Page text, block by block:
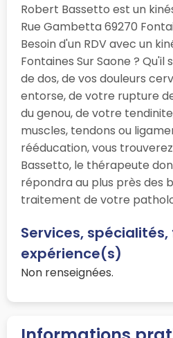
Robert Bassetto est un
Rue Gambetta 69270
Besoin d'un RDV avec un
Fontaines Sur Saone ?
de dos, de vos douleurs
entorse, de votre rupture
du genou, de votre
muscles, tendons ou
rééducation, vous
Bassetto, le thérapeute
répondra au plus près des
traitement de votre
Services,
expérience(s)
Non renseignées.